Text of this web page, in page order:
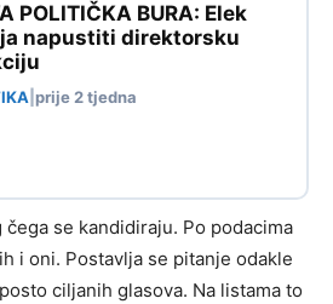
POLITIČKA BURA: Elek
napustiti direktorsku
prije 2 tjedna
čega se kandidiraju. Po podacima
i oni. Postavlja se pitanje odakle
ciljanih glasova. Na listama to